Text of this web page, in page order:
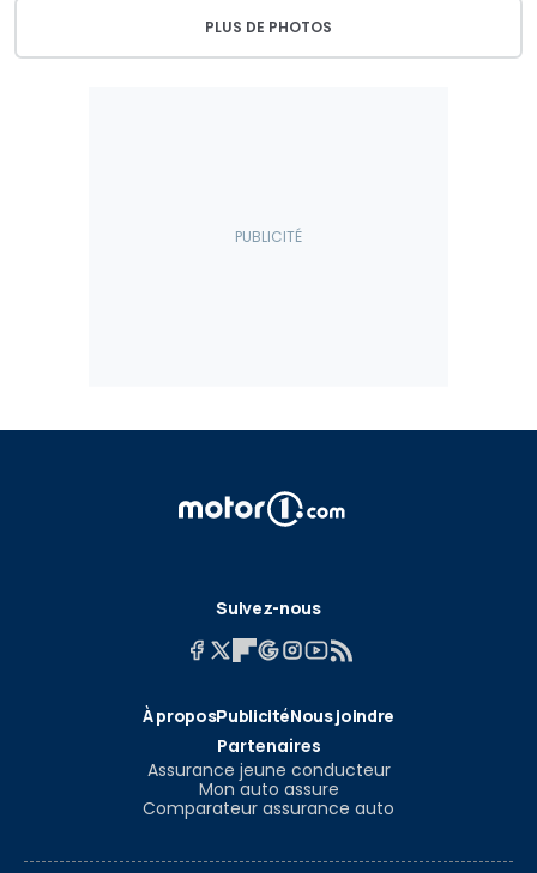
PLUS DE PHOTOS
Suivez-nous
À proposPublicitéNous joindre
Partenaires
Assurance jeune conducteur
Mon auto assure
Comparateur assurance auto